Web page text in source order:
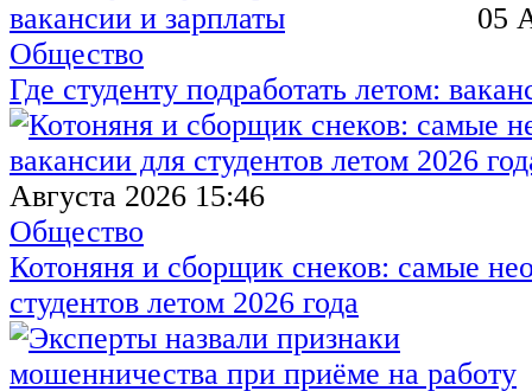
05
Общество
Где студенту подработать летом:
Августа 2026 15:46
Общество
Котоняня и сборщик снеков: самые
студентов летом 2026 года